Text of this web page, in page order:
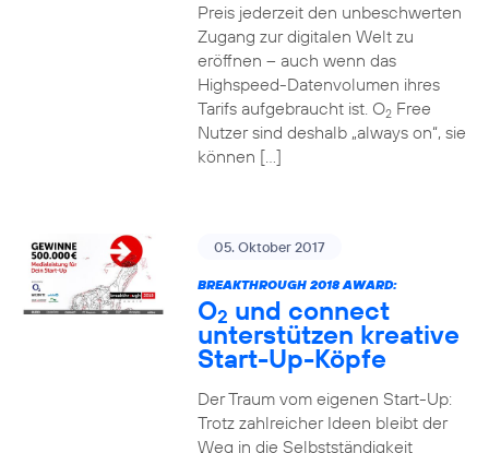
Preis jederzeit den unbeschwerten
Zugang zur digitalen Welt zu
eröffnen – auch wenn das
Highspeed-Datenvolumen ihres
Tarifs aufgebraucht ist. O2Free
Nutzer sind deshalb „always on“, sie
können […]
05. Oktober 2017
BREAKTHROUGH 2018 AWARD:
O2 und connect
unterstützen kreative
Start-Up-Köpfe
Der Traum vom eigenen Start-Up:
Trotz zahlreicher Ideen bleibt der
Weg in die Selbstständigkeit